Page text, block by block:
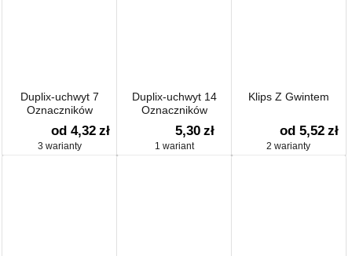
Duplix-uchwyt 7
Oznaczników
od 4,32 zł
3 warianty
Duplix-uchwyt 14
Oznaczników
5,30 zł
1 wariant
Klips Z Gwintem
od 5,52 zł
2 warianty